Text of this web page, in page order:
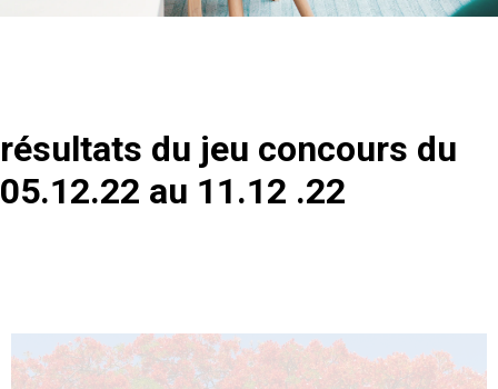
résultats du jeu concours du
05.12.22 au 11.12 .22